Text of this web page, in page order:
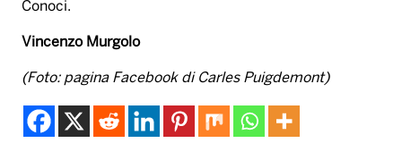
Conoci.
Vincenzo Murgolo
(Foto: pagina Facebook di Carles Puigdemont)